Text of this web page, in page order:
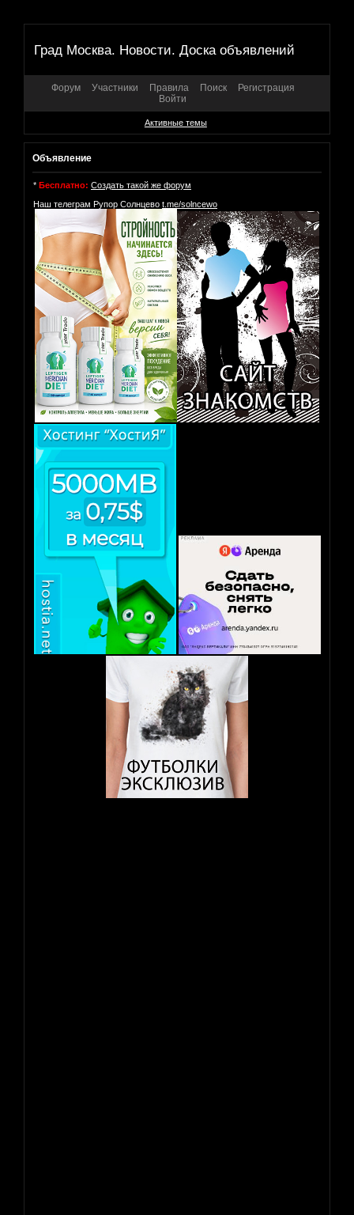
Град Москва. Новости. Доска объявлений
Форум Участники Правила Поиск
Регистрация
Войти
Активные темы
Объявление
* Бесплатно: Создать такой же форум
Наш телеграм Рупор Солнцево t.me/solncewo